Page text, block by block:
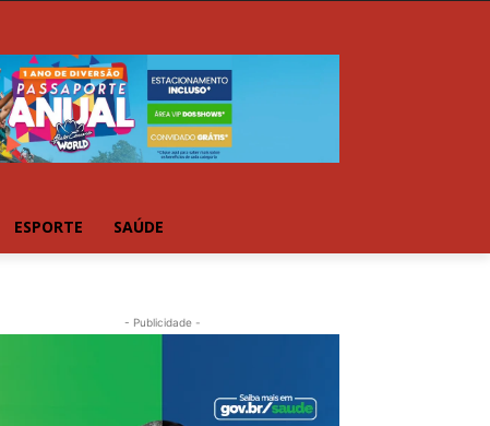
ESPORTE SAÚDE
- Publicidade -